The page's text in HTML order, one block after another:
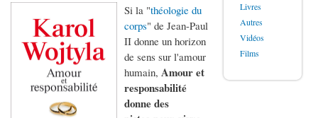
Si la "théologie du
corps" de Jean-Paul
II donne un horizon
de sens sur l'amour
humain, Amour et
responsabilité
donne des
Livres
Autres
Vidéos
Films